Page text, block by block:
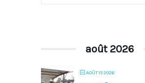
août 2026
AOÛT 15 2026